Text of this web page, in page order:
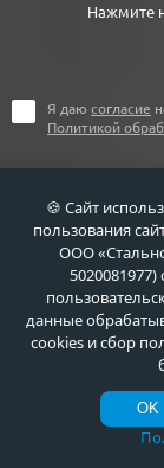
Нажмите
Я даю согласие
Политикой
+7 (495) 411-
г. Москва, ул.
info@meta-
🍪 Сайт
пользования
ООО
данные
cookies и сбор
OK